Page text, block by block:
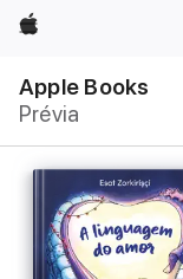
Apple
Apple Books
Prévia
Nav
Abrir
menu